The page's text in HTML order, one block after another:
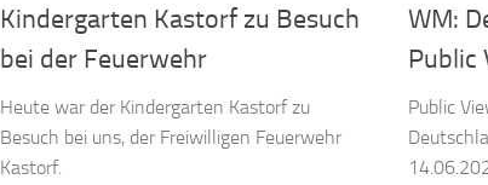
Kindergarten Kastorf zu Besuch
bei der Feuerwehr
Heute war der Kindergarten Kastorf zu
Besuch bei uns, der Freiwilligen Feuerwehr
Kastorf.
WM:
Public
Public